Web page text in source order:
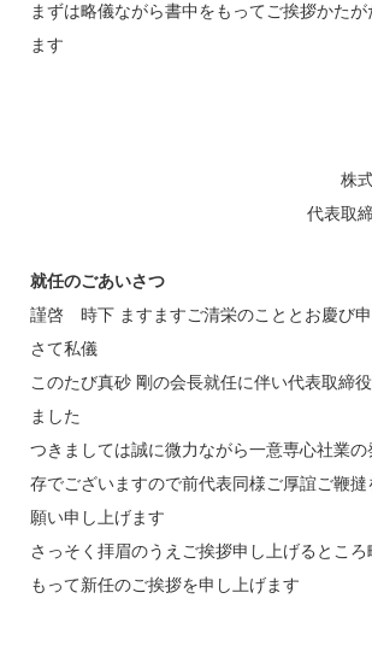
まずは略儀ながら書中をもってご挨拶かた
ます
株
代表取
就任のごあいさつ
謹啓 時下 ますますご清栄のこととお慶び
さて私儀
このたび真砂 剛の会長就任に伴い代表取締
ました
つきましては誠に微力ながら一意専心社業
存でございますので前代表同様ご厚誼ご鞭
願い申し上げます
さっそく拝眉のうえご挨拶申し上げるとこ
もって新任のご挨拶を申し上げます